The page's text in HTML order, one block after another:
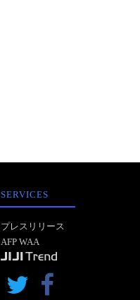
SERVICES
プレスリリース
AFP WAA